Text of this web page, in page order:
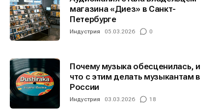
магазина «Диез» в Санкт-
Петербурге
Индустрия 05.03.2026 0
Почему музыка обесценилась, и
что с этим делать музыкантам в
России
Индустрия 03.03.2026 18